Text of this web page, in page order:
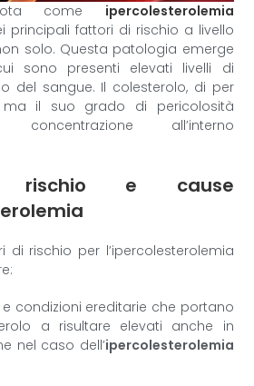
come ipercolesterolemia
principali fattori di rischio a livello
solo. Questa patologia emerge
sono presenti elevati livelli di
del sangue. Il colesterolo, di per
il suo grado di pericolosità
all’interno
rischio e cause
di rischio per l’ipercolesterolemia
condizioni ereditarie che portano
a risultare elevati anche in
nel caso dell’ipercolesterolemia